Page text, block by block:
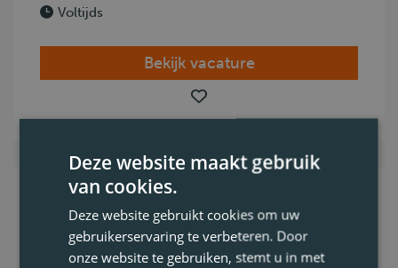
Voltijds
Bekijk vacature
Chauffeur CE
Ben jij een chauffeur met rijbewijs CE die
Deze website maakt gebruik
van cookies.
Deze website gebruikt cookies om uw
gebruikerservaring te verbeteren. Door
onze website te gebruiken, stemt u in met